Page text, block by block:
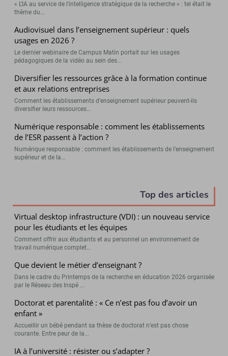
« L’IA au service de l’intelligence stratégique de la recherche » : tel était le
thème du...
Audiovisuel dans l’enseignement supérieur : quels
usages en 2026 ?
Le dernier webinaire de Campus Matin portait sur les usages
pédagogiques de la vidéo au sein des...
Diversifier les ressources grâce à la formation continue
et aux relations entreprises
Comment les établissements d’enseignement supérieur peuvent-ils
diversifier leurs ressources...
Numérique responsable : comment les établissements
de l’ESR passent à l’action ?
Numérique responsable : comment les établissements de l’enseignement
supérieur et de la...
Top des articles
Virtual desktop infrastructure (VDI) : un nouveau service
pour les étudiants et les équipes
Comment offrir aux étudiants et au personnel un environnement de
travail numérique complet...
Que devient le métier d’enseignant ?
Dans le cadre du Printemps de la recherche en éducation 2026 organisée
par le Réseau des Inspé ...
Doctorat et parentalité : « Ce n’est pas fou d’avoir un
enfant »
Accueillir un bébé pendant sa thèse de doctorat n’est pas chose
courante. Entre peur de la...
IA à l’université : résister ou s’adapter ?